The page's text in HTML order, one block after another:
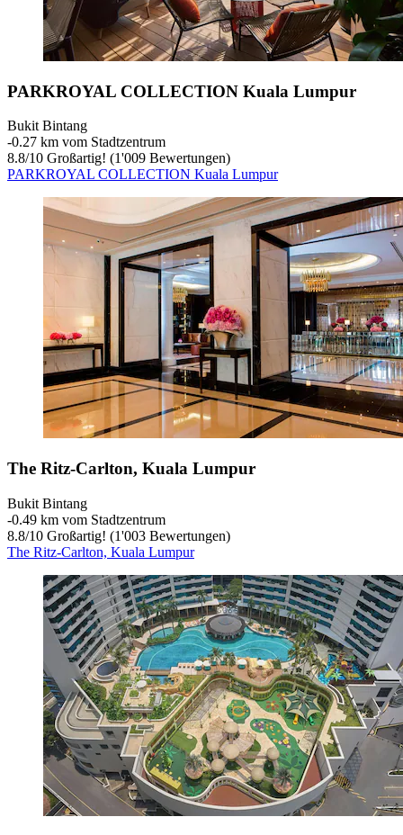
PARKROYAL COLLECTION Kuala Lumpur
Bukit Bintang
‐0.27 km vom Stadtzentrum
8.8/10 Großartig! (1'009 Bewertungen)
PARKROYAL COLLECTION Kuala Lumpur
The Ritz-Carlton, Kuala Lumpur
Bukit Bintang
‐0.49 km vom Stadtzentrum
8.8/10 Großartig! (1'003 Bewertungen)
The Ritz-Carlton, Kuala Lumpur